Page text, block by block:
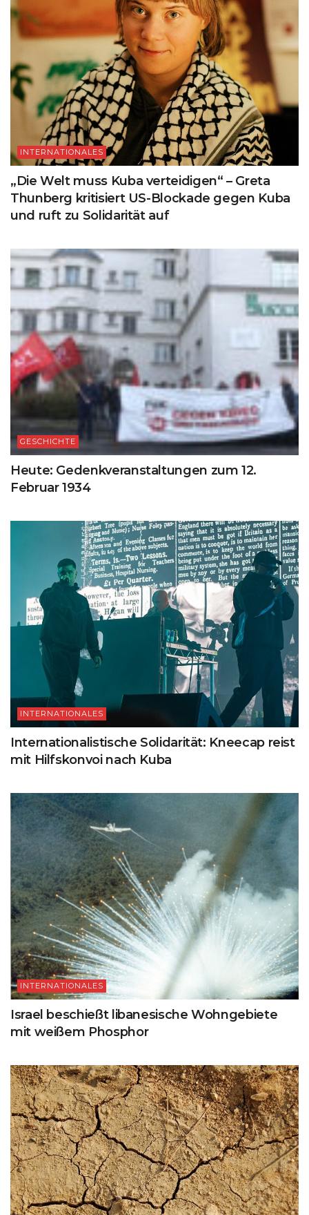
INTERNATIONALES
„Die Welt muss Kuba verteidigen“ – Greta
Thunberg kritisiert US-Blockade gegen Kuba
und ruft zu Solidarität auf
GESCHICHTE
Heute: Gedenkveranstaltungen zum 12.
Februar 1934
INTERNATIONALES
Internationalistische Solidarität: Kneecap reist
mit Hilfskonvoi nach Kuba
INTERNATIONALES
Israel beschießt libanesische Wohngebiete
mit weißem Phosphor